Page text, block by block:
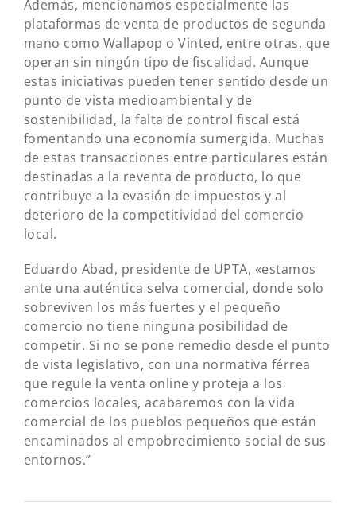
Además, mencionamos especialmente las
plataformas de venta de productos de segunda
mano como Wallapop o Vinted, entre otras, que
operan sin ningún tipo de fiscalidad. Aunque
estas iniciativas pueden tener sentido desde un
punto de vista medioambiental y de
sostenibilidad, la falta de control fiscal está
fomentando una economía sumergida. Muchas
de estas transacciones entre particulares están
destinadas a la reventa de producto, lo que
contribuye a la evasión de impuestos y al
deterioro de la competitividad del comercio
local.
Eduardo Abad, presidente de UPTA, «estamos
ante una auténtica selva comercial, donde solo
sobreviven los más fuertes y el pequeño
comercio no tiene ninguna posibilidad de
competir. Si no se pone remedio desde el punto
de vista legislativo, con una normativa férrea
que regule la venta online y proteja a los
comercios locales, acabaremos con la vida
comercial de los pueblos pequeños que están
encaminados al empobrecimiento social de sus
entornos.”